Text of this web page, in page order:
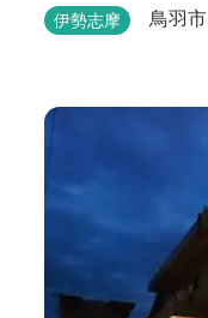
伊勢志摩 鳥羽市